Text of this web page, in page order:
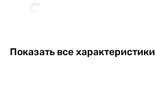
6 810
Показать все характеристики